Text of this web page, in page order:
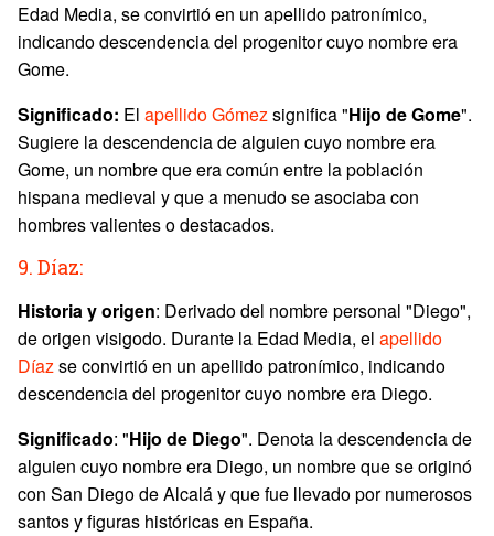
Edad Media, se convirtió en un apellido patronímico,
indicando descendencia del progenitor cuyo nombre era
Gome.
Significado: El apellido Gómezsignifica "Hijo de Gome".
Sugiere la descendencia de alguien cuyo nombre era
Gome, un nombre que era común entre la población
hispana medieval y que a menudo se asociaba con
hombres valientes o destacados.
9. Díaz:
Historia y origen: Derivado del nombre personal "Diego",
de origen visigodo. Durante la Edad Media, el apellido
Díazse convirtió en un apellido patronímico, indicando
descendencia del progenitor cuyo nombre era Diego.
Significado: "Hijo de Diego". Denota la descendencia de
alguien cuyo nombre era Diego, un nombre que se originó
con San Diego de Alcalá y que fue llevado por numerosos
santos y figuras históricas en España.